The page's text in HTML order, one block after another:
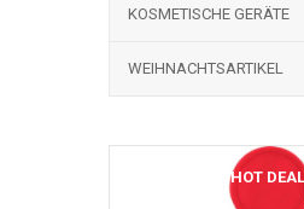
KOSMETISCHE GERÄTE
WEIHNACHTSARTIKEL
TO JEST MEGA HOT DEAL